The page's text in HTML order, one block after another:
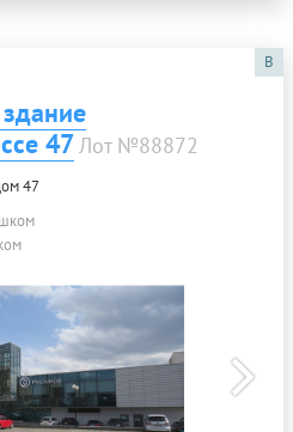
B
47Лот №88872
47